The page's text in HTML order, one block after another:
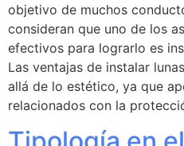
objetivo de muchos
consideran que uno de los
efectivos para lograrlo es
Las ventajas de instalar
allá de lo estético, ya que
relacionados con la